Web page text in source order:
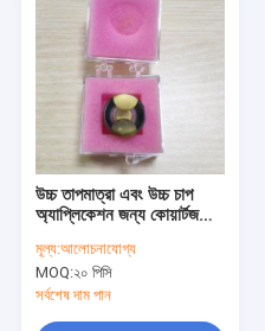
উচ্চ তাপমাত্রা এবং উচ্চ চাপ
অ্যাপ্লিকেশন জন্য কোয়ার্টজ
মূল্য:আলোচনাযোগ্য
MOQ:২০ পিসি
সর্বশেষ দাম পান